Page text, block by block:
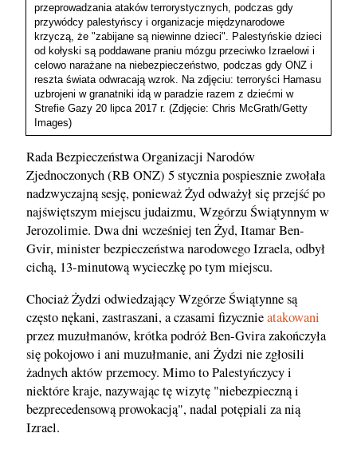
przeprowadzania ataków terrorystycznych, podczas gdy
przywódcy palestyńscy i organizacje międzynarodowe
krzyczą, że "zabijane są niewinne dzieci". Palestyńskie dzieci
od kołyski są poddawane praniu mózgu przeciwko Izraelowi i
celowo narażane na niebezpieczeństwo, podczas gdy ONZ i
reszta świata odwracają wzrok. Na zdjęciu: terroryści Hamasu
uzbrojeni w granatniki idą w paradzie razem z dziećmi w
Strefie Gazy 20 lipca 2017 r. (Zdjęcie: Chris McGrath/Getty
Images)
Rada Bezpieczeństwa Organizacji Narodów
Zjednoczonych (RB ONZ) 5 stycznia pospiesznie zwołała
nadzwyczajną sesję, ponieważ Żyd odważył się przejść po
najświętszym miejscu judaizmu, Wzgórzu Świątynnym w
Jerozolimie. Dwa dni wcześniej ten Żyd, Itamar Ben-
Gvir, minister bezpieczeństwa narodowego Izraela, odbył
cichą, 13-minutową wycieczkę po tym miejscu.
Chociaż Żydzi odwiedzający Wzgórze Świątynne są
często nękani, zastraszani, a czasami fizycznieatakowani
przez muzułmanów, krótka podróż Ben-Gvira zakończyła
się pokojowo i ani muzułmanie, ani Żydzi nie zgłosili
żadnych aktów przemocy. Mimo to Palestyńczycy i
niektóre kraje, nazywając tę wizytę "niebezpieczną i
bezprecedensową prowokacją", nadal potępiali za nią
Izrael.